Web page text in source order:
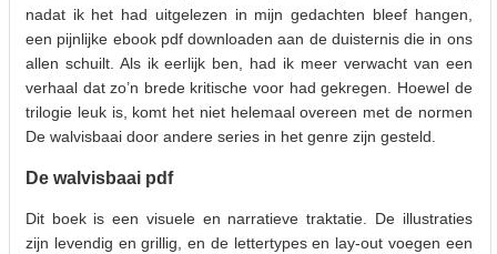
nadat ik het had uitgelezen in mijn gedachten bleef hangen,
een pijnlijke ebook pdf downloaden aan de duisternis die in ons
allen schuilt. Als ik eerlijk ben, had ik meer verwacht van een
verhaal dat zo’n brede kritische voor had gekregen. Hoewel de
trilogie leuk is, komt het niet helemaal overeen met de normen
De walvisbaai door andere series in het genre zijn gesteld.
De walvisbaai pdf
Dit boek is een visuele en narratieve traktatie. De illustraties
zijn levendig en grillig, en de lettertypes en lay-out voegen een